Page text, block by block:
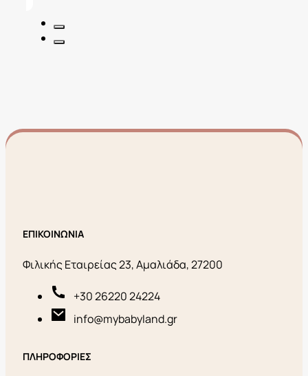
ΕΠΙΚΟΙΝΩΝΙΑ
Φιλικής Εταιρείας 23, Αμαλιάδα, 27200
+30 26220 24224
info@mybabyland.gr
ΠΛΗΡΟΦΟΡΙΕΣ